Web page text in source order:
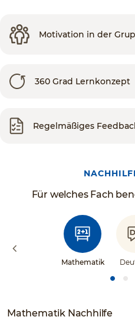
Motivation in der
360 Grad Lernkonzept
Regelmäßiges
Für welches Fach
Mathematik
Mathematik Nachhilfe